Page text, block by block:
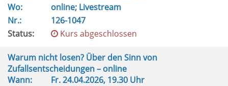
Wo:
online; Livestream
Nr.:
126-1047
Status:
Kurs abgeschlossen
Warum nicht losen? Über den Sinn von
Zufallsentscheidungen – online
Wann:
Fr.24.04.2026, 19.30 Uhr